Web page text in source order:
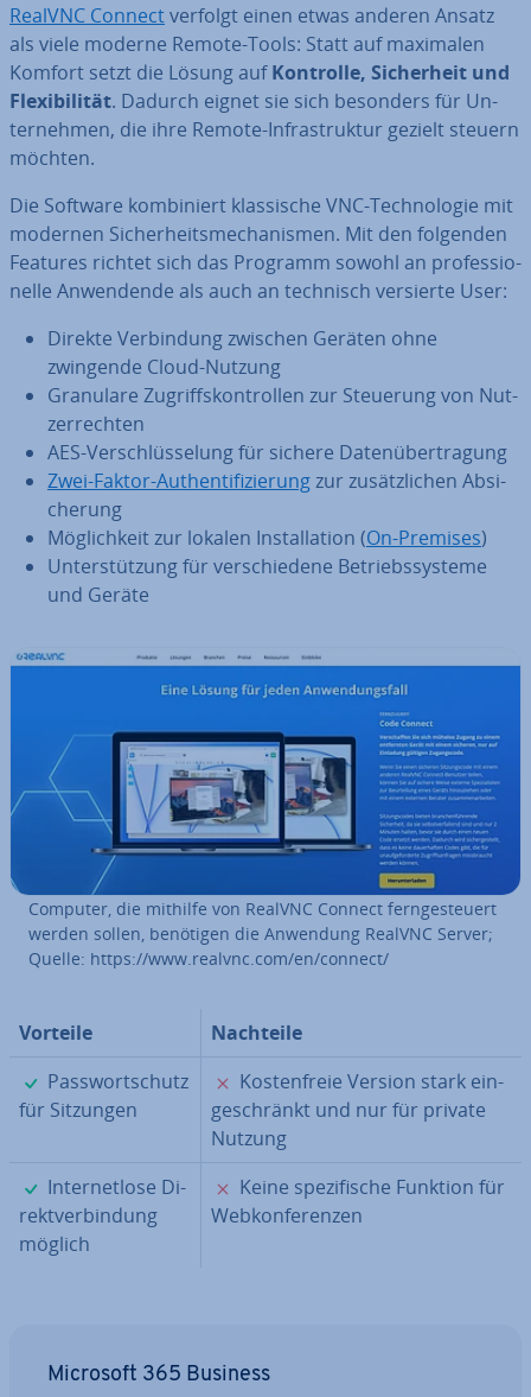
RealVNC Connectverfolgt einen etwas anderen Ansatz
als viele moderne Remote-Tools: Statt auf maximalen
Komfort setzt die Lösung aufKontrolle, Si­cher­heit und
Fle­xi­bi­li­tät. Dadurch eignet sie sich besonders für Un­
ter­neh­men, die ihre Remote-In­fra­struk­tur gezielt steuern
möchten.
Die Software kom­bi­niert klas­si­sche VNC-Tech­no­lo­gie mit
modernen Si­cher­heits­me­cha­nis­men. Mit den folgenden
Features richtet sich das Programm sowohl an pro­fes­sio­
nel­le An­wen­den­de als auch an technisch versierte User:
Direkte Ver­bin­dung zwischen Geräten ohne
zwingende Cloud-Nutzung
Granulare Zu­griffs­kon­trol­len zur Steuerung von Nut­
zer­rech­ten
AES-Ver­schlüs­se­lung für sichere Da­ten­über­tra­gung
Zwei-Faktor-Au­then­ti­fi­zie­rungzur zu­sätz­li­chen Ab­si­
che­rung
Mög­lich­keit zur lokalen In­stal­la­ti­on (On-Premises)
Un­ter­stüt­zung für ver­schie­de­ne Be­triebs­sys­te­me
und Geräte
Computer, die mithilfe von RealVNC Connect fern­ge­steu­ert
werden sollen, benötigen die Anwendung RealVNC Server;
Quelle: https://www.realvnc.com/en/connect/
Vorteile
Nachteile
✓
Pass­wort­schutz
für Sitzungen
✗
Kos­ten­freie Version stark ein­
ge­schränkt und nur für private
Nutzung
✓
In­ter­net­lo­se Di­
rekt­ver­bin­dung
möglich
✗
Keine spe­zi­fi­sche Funktion für
Web­kon­fe­ren­zen
Microsoft 365 Business